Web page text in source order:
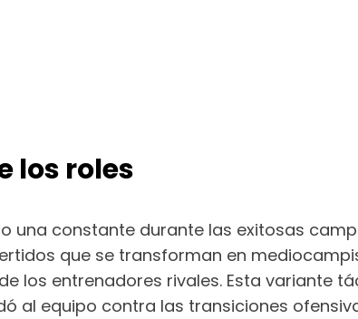
los roles
una constante durante las exitosas
que se transforman en
los entrenadores rivales. Esta variante
al equipo contra las transiciones